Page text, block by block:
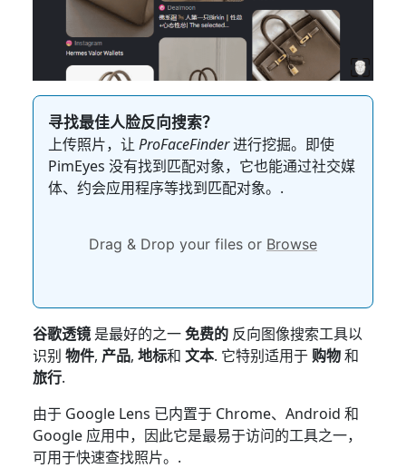
寻找最佳人脸反向搜索？
上传照片，让 ProFaceFinder进行挖掘。即使
PimEyes 没有找到匹配对象，它也能通过社交媒
体、约会应用程序等找到匹配对象。.
Drag & Drop your files or Browse
谷歌透镜是最好的之一免费的 反向图像搜索工具以
识别 物件, 产品, 地标和 文本. 它特别适用于 购物和
旅行.
由于 Google Lens 已内置于 Chrome、Android 和
Google 应用中，因此它是最易于访问的工具之一，
可用于快速查找照片。.